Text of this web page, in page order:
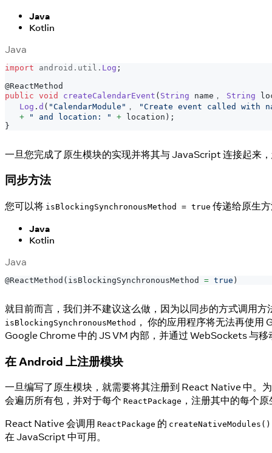
Java
Kotlin
Java
import android . util . Log ;
@ReactMethod
public void createCalendarEvent ( String name， String
Log . d ( "CalendarModule" ，
"Create event called with
+
" and location: " + location ) ;
}
一旦您完成了原生模块的实现并将其与 JavaScript 连接起来
同步方法
您可以将 isBlockingSynchronousMethod = true 传递给原生
Java
Kotlin
Java
@ReactMethod ( isBlockingSynchronousMethod = true )
就目前而言，我们并不建议这么做，因为以同步的方式调用
isBlockingSynchronousMethod ， 你的应用程序将无法再使
Google Chrome 中的 JS VM 内部，并通过 WebSockets 与
在 Android 上注册模块
一旦编写了原生模块，就需要将其注册到 React Native 中。
会遍历所有包，并对于每个 ReactPackage ，注册其中的每个
React Native 会调用 ReactPackage 的 createNativeModules()
在 JavaScript 中可用。